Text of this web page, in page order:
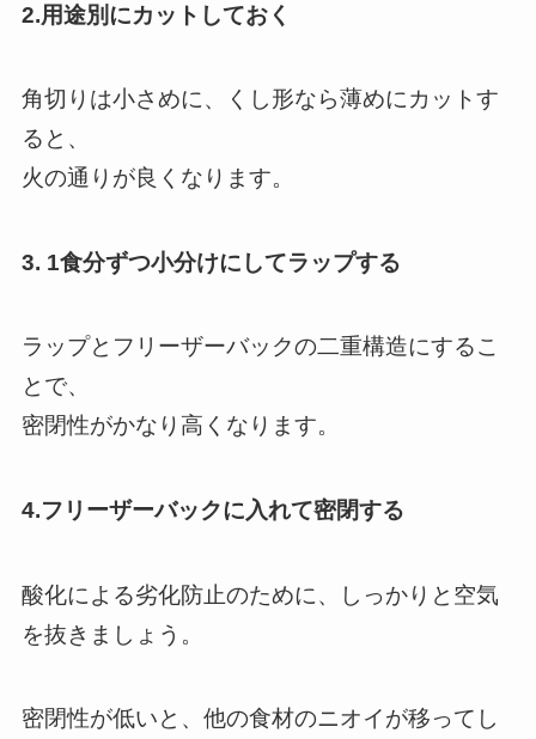
2.用途別にカットしておく
角切りは小さめに、くし形なら薄めにカットす
ると、
火の通りが良くなります。
3. 1食分ずつ小分けにしてラップする
ラップとフリーザーバックの二重構造にするこ
とで、
密閉性がかなり高くなります。
4.フリーザーバックに入れて密閉する
酸化による劣化防止のために、しっかりと空気
を抜きましょう。
密閉性が低いと、他の食材のニオイが移ってし